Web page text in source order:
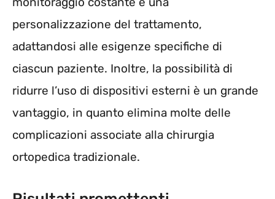
personalizzazione del trattamento,
adattandosi alle esigenze specifiche di
ciascun paziente. Inoltre, la possibilità di
ridurre l’uso di dispositivi esterni è un grande
vantaggio, in quanto elimina molte delle
complicazioni associate alla chirurgia
ortopedica tradizionale.